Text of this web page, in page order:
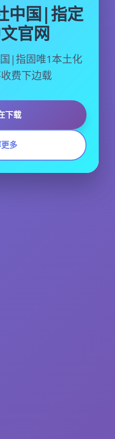
国|指定
官网
|指固唯1本土化
费下边载
下载
多